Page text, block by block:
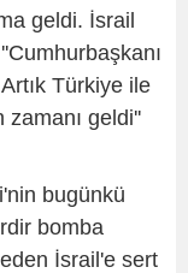
geldi. İsrail
Türkiye ile
zamanı geldi''
bugünkü
bomba
İsrail'e sert